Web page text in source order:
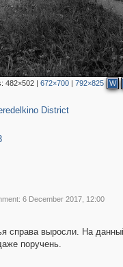
482×502| 672×700| 792×825 W
District
6 December 2017, 12:00
справа выросли. На
поручень.